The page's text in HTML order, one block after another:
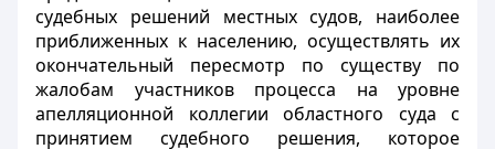
судебных решений местных судов, наиболее
приближенных к населению, осуществлять их
окончательный пересмотр по существу по
жалобам участников процесса на уровне
апелляционной коллегии областного суда с
принятием судебного решения, которое